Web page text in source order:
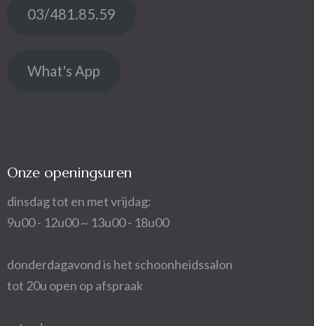
03/481.85.59
What's App
Onze openingsuren
dinsdag tot en met vrijdag:
9u00 - 12u00 ~ 13u00 - 18u00
donderdagavond is het schoonheidssalon
tot 20u open op afspraak